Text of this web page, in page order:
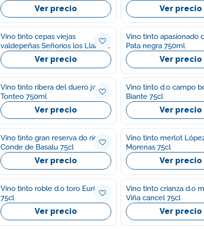
Ver precio Ver precio
Vino tinto cepas viejas
valdepeñas Señorios los Llanos
750ml
Ver precio
Vino tinto apasionado
Pata negra 750ml
Ver precio
Vino tinto ribera del duero joven
Tonteo 750ml
Ver precio
Vino tinto d.o campo
Biante 75cl
Ver precio
Vino tinto gran reserva do rioja
Conde de Basalu 75cl
Ver precio
Vino tinto merlot
Morenas 75cl
Ver precio
Vino tinto roble d.o toro Eurico
75cl
Ver precio
Vino tinto crianza d.o
Viña cancel 75cl
Ver precio